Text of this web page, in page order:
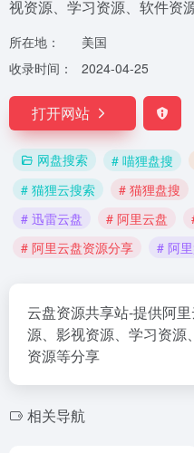
视资源、学习资源、软件资
所在地：
美国
收录时间：
2024-04-25
打开网站
网盘搜索 # 喵狸盘搜
# 猫狸云搜索
# 猫狸盘搜
# 迅雷云盘
# 阿里云盘
# 阿里云盘资源分享
# 阿
云盘资源共享站-提供阿
源、影视资源、学习资源
资源等分享
相关导航